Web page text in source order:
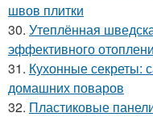
швов плитки
30. Утеплённая
эффективного
31. Кухонные секреты:
домашних поваров
32. Пластиковые